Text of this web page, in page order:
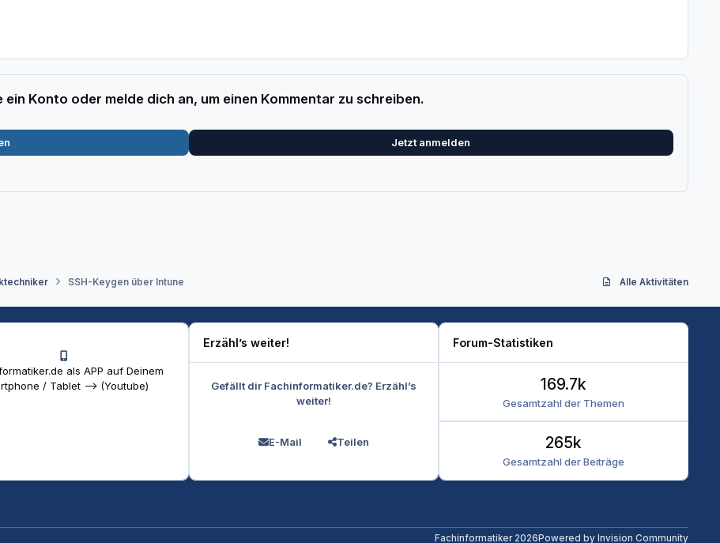
ein Konto oder melde dich an, um einen Kommentar zu schreiben.
Jetzt anmelden
SSH-Keygen über Intune Alle Aktivitäten
als APP auf Deinem
/ Tablet --> (Youtube)
Erzähl’s weiter!
Gefällt dir Fachinformatiker.de? Erzähl’s
weiter!
E-Mail Teilen
Forum-Statistiken
Gesamtzahl der Themen
169.7k
Gesamtzahl der Beiträge
265k
Fachinformatiker 2026Powered by Invision Community